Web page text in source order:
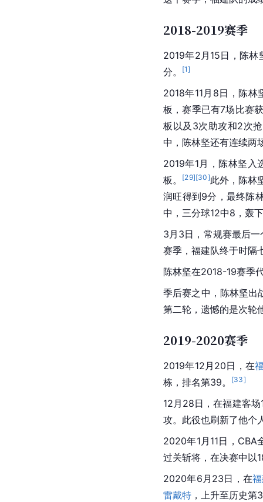
2018-2019赛季
2019年2月15日，陈林
分。
[1]
2018年11月8日，陈
板，赛季已有7场比赛
板以及3次助攻和2次
中，陈林坚还有连续两
2019年1月，陈林坚入
板。
[29][30]此外，陈林
润旺得到9分，最终陈
中，三分球12中8，轰
3月3日，常规赛最后
赛季，福建队终于时隔
陈林坚在2018-19赛季
季后赛之中，陈林坚
第二轮，遗憾的是次轮
2019-2020赛季
2019年12月20日，在
栋，排名第39。
[33]
12月28日，在福建客
攻。此役也刷新了他个
2020年1月11日，CBA
过关斩将，在决赛中以
2020年6月23日，在
雷戴特 ，上升至历史第